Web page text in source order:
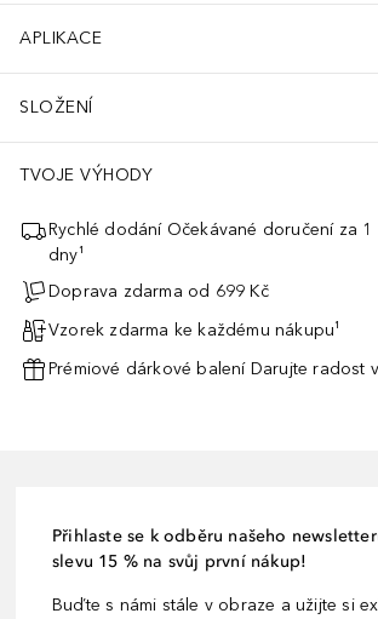
APLIKACE
SLOŽENÍ
TVOJE VÝHODY
Rychlé dodání Očekávané doručení za
dny¹
Doprava zdarma od 699 Kč
Vzorek zdarma ke každému nákupu¹
Prémiové dárkové balení Darujte radost
Přihlaste se k odběru našeho
slevu 15 % na svůj první nákup!
Buďte s námi stále v obraze a užijte si